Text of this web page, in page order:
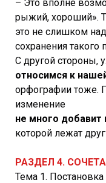
– Это вполне
рыжий, хороший».
это не слишком
сохранения такого
С другой стороны,
относимся к
орфографии тоже.
изменение
не много добавит
которой лежат
РАЗДЕЛ 4.
Тема 1. Постановка